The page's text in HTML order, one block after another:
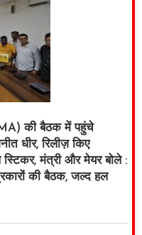
की बैठक में पहुंचे
धीर, रिलीज़ किए
स्टिकर, मंत्री और मेयर बोले :
की बैठक, जल्द हल